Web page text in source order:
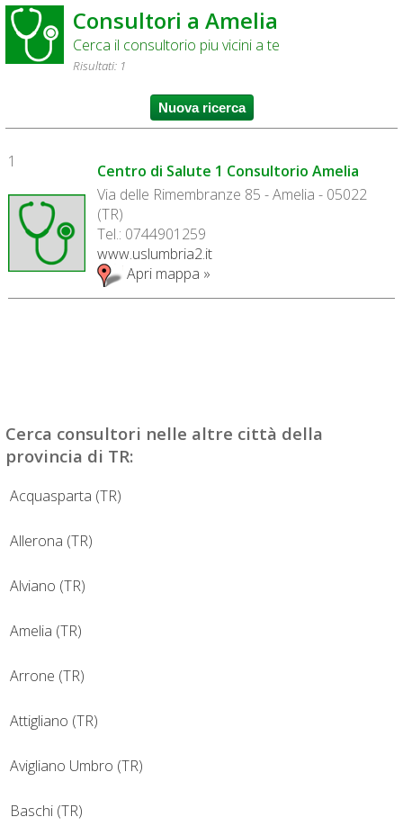
Consultori a Amelia
Cerca il consultorio piu vicini a te
Risultati: 1
1
Centro di Salute 1 Consultorio Amelia
Via delle Rimembranze 85 - Amelia - 05022
(TR)
Tel.: 0744901259
www.uslumbria2.it
Apri mappa »
Cerca consultori nelle altre città della
provincia di TR:
Acquasparta (TR)
Allerona (TR)
Alviano (TR)
Amelia (TR)
Arrone (TR)
Attigliano (TR)
Avigliano Umbro (TR)
Baschi (TR)